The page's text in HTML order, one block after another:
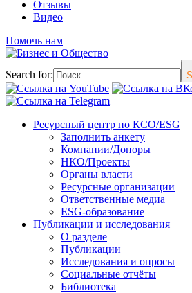
Отзывы
Видео
Помочь нам
Search for:
Перейти
содержимому
Ресурсный центр по КСО/ESG
Заполнить анкету
Компании/Доноры
НКО/Проекты
Органы власти
Ресурсные организации
Ответственные медиа
ESG-образование
Публикации и исследования
О разделе
Публикации
Исследования и опросы
Социальные отчёты
Библиотека